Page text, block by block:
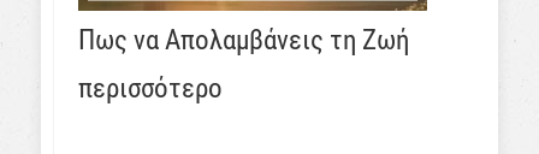
Πως να Απολαμβάνεις τη Ζωή
περισσότερο